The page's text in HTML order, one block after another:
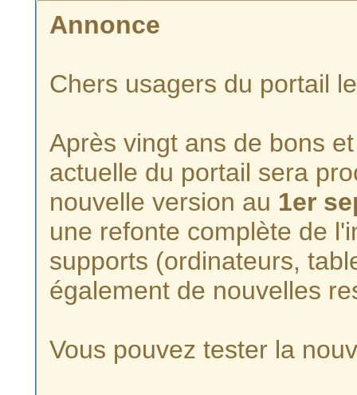
Annonce
Chers usagers du portail
Après vingt ans de bons
actuelle du portail sera
nouvelle version au 1er
une refonte complète de
supports (ordinateurs,
également de nouvelles
Vous pouvez tester la